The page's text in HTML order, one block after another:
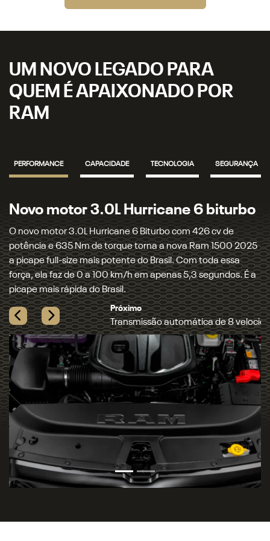
UM NOVO LEGADO PARA
QUEM É APAIXONADO POR
RAM
PERFORMANCE CAPACIDADE TECNOLOGIA SEGURANÇA
Transmissão automática de 8
velocidades
Uma moderna transmissão automática de 8 velocidades,
com trocas rápidas e imperceptíveis, está acoplada ao novo
motor Hurricane 6. Além de entregar muita performance
quando necessário, ela contribui para a redução do
consumo de combustível.
Previous Next
Próximo
Novo motor 3.0L Hurricane 6 biturbo